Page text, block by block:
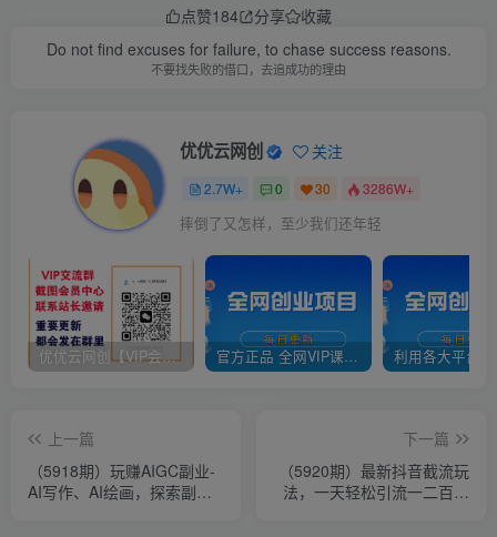
点赞184 分享
收藏
Do not find excuses for failure, to chase success reasons.
不要找失败的借口，去追成功的理由
优优云网创 关注
2.7W+ 0 30 3286W+
摔倒了又怎样，至少我们还年轻
优优云网创【VIP会员专属交流群】 官方正品 全网VIP课程 无损下载~
上一篇
（5918期）玩赚AIGC副业-
AI写作、AI绘画，探索副业
下一篇
（5920期）最新抖音截流玩
法，一天轻松引流一二百创